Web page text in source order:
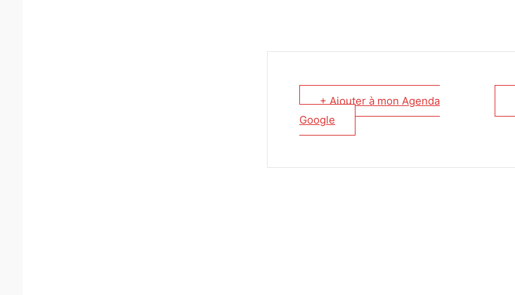
+ Ajouter à mon Agenda
Google